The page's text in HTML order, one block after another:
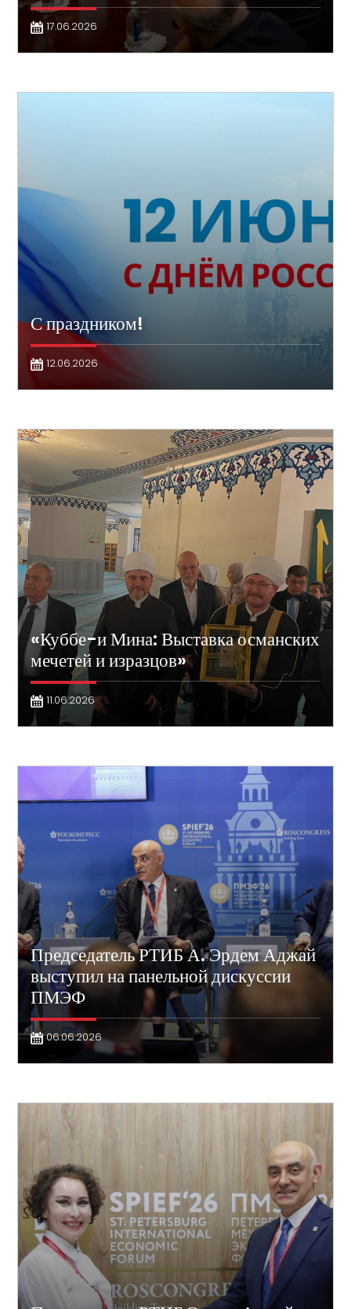
17.06.2026
С праздником!
12.06.2026
«Куббе-и Мина: Выставка османских
мечетей и изразцов»
11.06.2026
Председатель РТИБ А. Эрдем Аджай
выступил на панельной дискуссии
ПМЭФ
06.06.2026